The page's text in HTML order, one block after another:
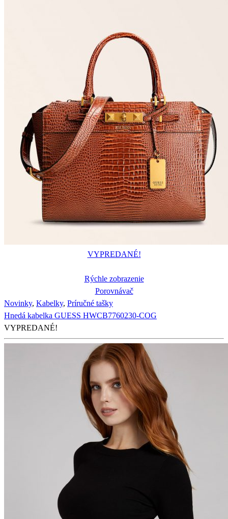
VYPREDANÉ!
Rýchle zobrazenie
Porovnávač
Novinky, Kabelky, Príručné tašky
Hnedá kabelka GUESS HWCB7760230-COG
VYPREDANÉ!